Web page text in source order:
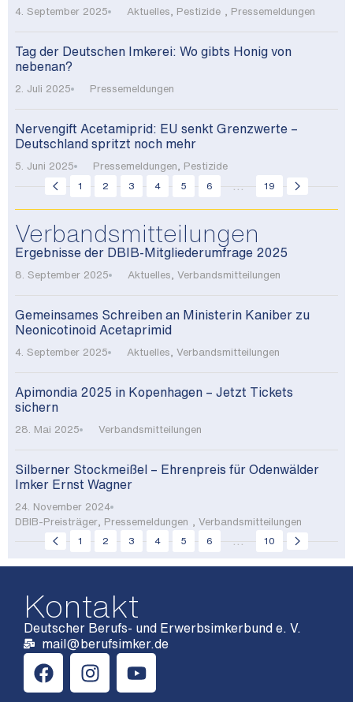
4. September 2025 Aktuelles Pestizide Pressemeldungen
Tag der Deutschen Imkerei: Wo gibts Honig von
nebenan?
2. Juli 2025 Pressemeldungen
Nervengift Acetamiprid: EU senkt Grenzwerte –
Deutschland spritzt noch mehr
5. Juni 2025 Pressemeldungen
Pestizide
1
2 3 4 5 6 ... 19
Verbandsmitteilungen
Ergebnisse der DBIB-Mitgliederumfrage 2025
8. September 2025 Aktuelles Verbandsmitteilungen
Gemeinsames Schreiben an Ministerin Kaniber zu
Neonicotinoid Acetaprimid
4. September 2025 Aktuelles Verbandsmitteilungen
Apimondia 2025 in Kopenhagen – Jetzt Tickets
sichern
28. Mai 2025 Verbandsmitteilungen
Silberner Stockmeißel – Ehrenpreis für Odenwälder
Imker Ernst Wagner
24. November 2024
DBIB-Preisträger, Pressemeldungen
Verbandsmitteilungen
1
2 3 4 5 6 ... 10
Kontakt
Deutscher Berufs- und Erwerbsimkerbund e. V.
mail@berufsimker.de